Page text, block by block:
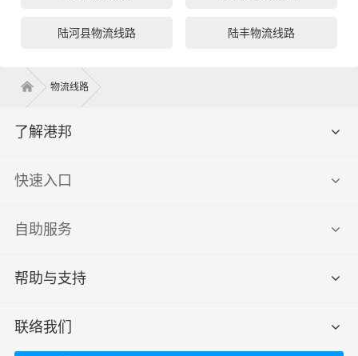
陆河县物流线路 陆丰物流线路
物流线路
了解港邦
快速入口
自助服务
帮助与支持
联络我们